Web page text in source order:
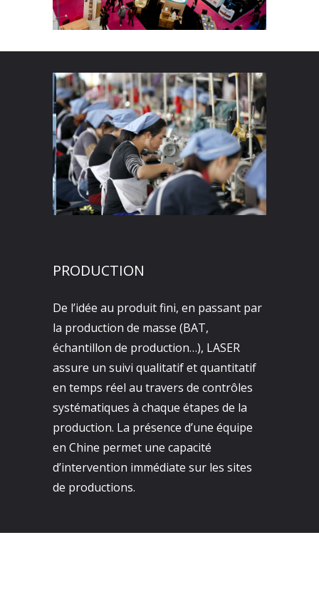
PRODUCTION
De l’idée au produit fini, en passant par
la production de masse (BAT,
échantillon de production…), LASER
assure un suivi qualitatif et quantitatif
en temps réel au travers de contrôles
systématiques à chaque étapes de la
production. La présence d’une équipe
en Chine permet une capacité
d’intervention immédiate sur les sites
de productions.